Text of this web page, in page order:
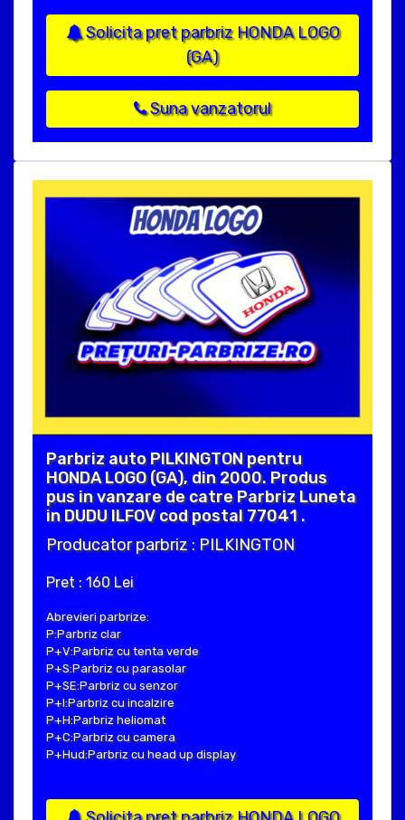
Solicita pret parbriz HONDA LOGO
(GA)
Suna vanzatorul
Parbriz auto PILKINGTON pentru
HONDA LOGO (GA), din 2000. Produs
pus in vanzare de catre Parbriz Luneta
in DUDU ILFOV cod postal 77041 .
Producator parbriz : PILKINGTON
Pret : 160 Lei
Abrevieri parbrize:
P:Parbriz clar
P+V:Parbriz cu tenta verde
P+S:Parbriz cu parasolar
P+SE:Parbriz cu senzor
P+I:Parbriz cu incalzire
P+H:Parbriz heliomat
P+C:Parbriz cu camera
P+Hud:Parbriz cu head up display